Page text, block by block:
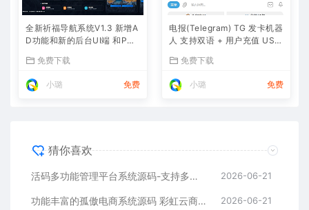
全新祈福导航系统V1.3 新增A
D功能和新的后台UI端 和PHP
免费下载
小璐 免费
电报(Telegram) TG 发卡机器
人 支持双语 + 用户充值 USD
免费下载
小璐 免费
猜你喜欢
活码多功能管理平台系统源码-支持多功能群活码、淘宝客、渠道码、分享卡片、短网址等 2026-06-21
功能丰富的孤傲电商系统源码 彩虹云商城系统源码 购物商场源码视觉享受 2026-06-21